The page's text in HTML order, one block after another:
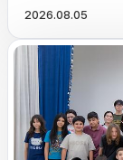
2026.08.05